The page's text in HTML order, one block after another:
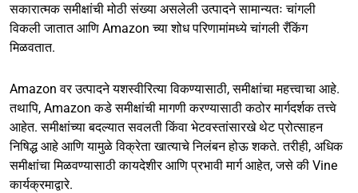
सकारात्मक समीक्षांची मोठी संख्या असलेली उत्पादने सामान्यतः चांगली
विकली जातात आणि Amazon च्या शोध परिणामांमध्ये चांगली रँकिंग
मिळवतात.
Amazon वर उत्पादने यशस्वीरित्या विकण्यासाठी, समीक्षांचा महत्त्वाचा आहे.
तथापि, Amazon कडे समीक्षांची मागणी करण्यासाठी कठोर मार्गदर्शक तत्त्वे
आहेत. समीक्षांच्या बदल्यात सवलती किंवा भेटवस्तांसारखे थेट प्रोत्साहन
निषिद्ध आहे आणि यामुळे विक्रेता खात्याचे निलंबन होऊ शकते. तरीही, अधिक
समीक्षांचा मिळवण्यासाठी कायदेशीर आणि प्रभावी मार्ग आहेत, जसे की Vine
कार्यक्रमाद्वारे.